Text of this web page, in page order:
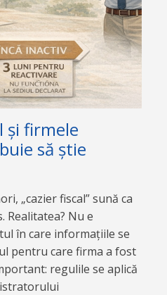
și firmele
să știe
„cazier fiscal” sună ca
Realitatea? Nu e
în care informațiile se
pentru care firma a fost
regulile se aplică